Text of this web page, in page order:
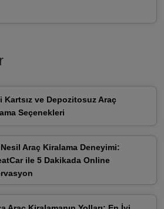
Kartsız ve Depozitosuz Araç
Seçenekleri
Araç Kiralama Deneyimi:
ile 5 Dakikada Online